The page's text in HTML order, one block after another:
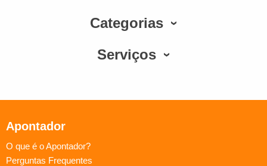
Categorias
Serviços
Apontador
O que é o Apontador?
Perguntas Frequentes